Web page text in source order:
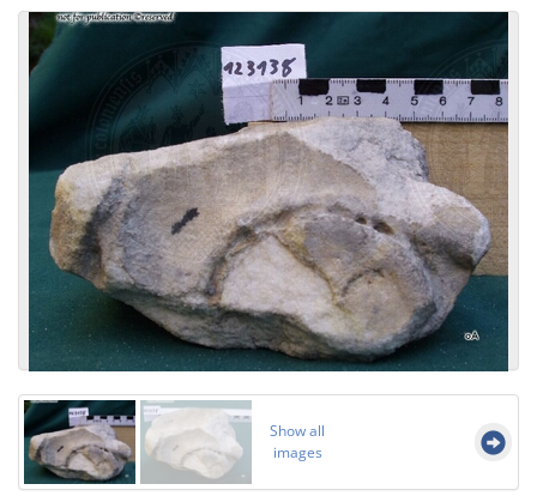
Show all
images